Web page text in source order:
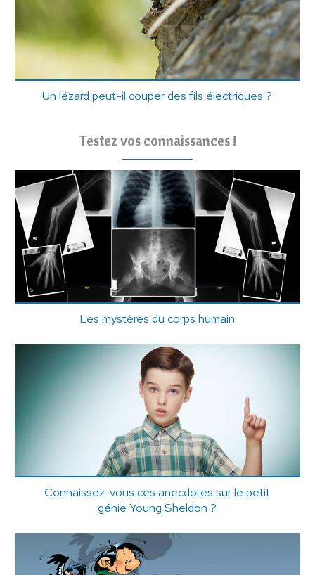
Un lézard peut-il couper des fils électriques ?
Testez vos connaissances !
Les mystères du corps humain
Connaissez-vous ces anecdotes sur le petit
génie Young Sheldon ?